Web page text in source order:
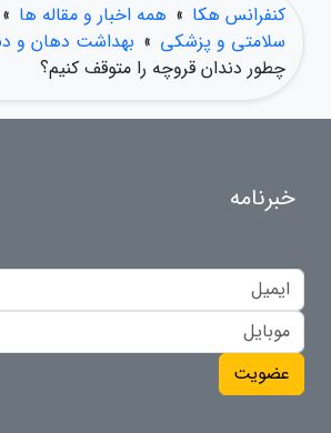
کنفرانس هکا » همه اخبار و مقاله ها »
سلامتی و پزشکی » بهداشت دهان و
چطور دندان قروچه را متوقف کنیم؟
خبرنامه
عضویت